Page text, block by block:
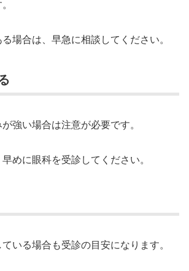
場合は、早急に相談してください。
強い場合は注意が必要です。
めに眼科を受診してください。
いる場合も受診の目安になります。